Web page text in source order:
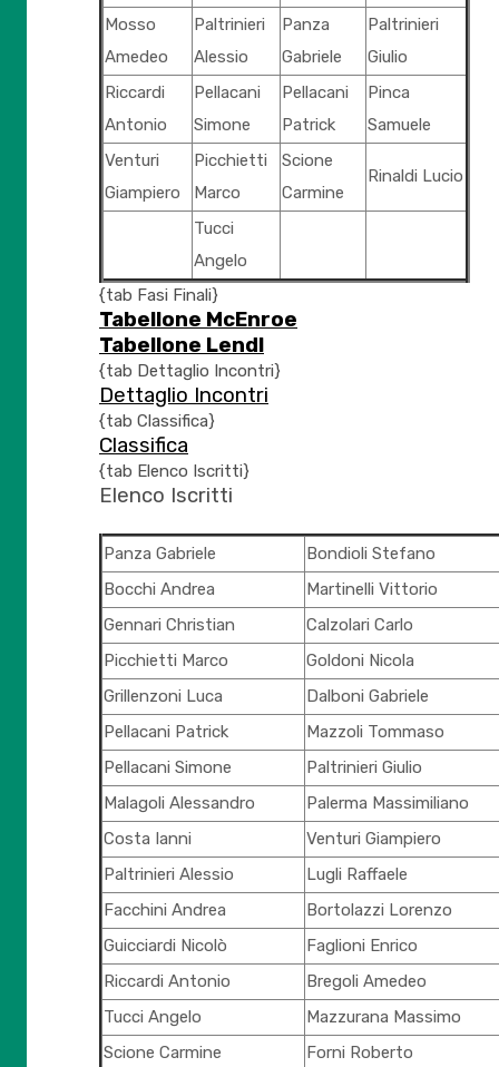
Mosso
Amedeo
Paltrinieri
Alessio
Panza
Gabriele
Paltrinieri
Giulio
Riccardi
Antonio
Pellacani
Simone
Pellacani
Patrick
Pinca
Samuele
Venturi
Giampiero
Picchietti
Marco
Scione
Carmine
Rinaldi Lucio
Tucci
Angelo
{tab Fasi Finali}
Tabellone McEnroe
Tabellone Lendl
{tab Dettaglio Incontri}
Dettaglio Incontri
{tab Classifica}
Classifica
{tab Elenco Iscritti}
Elenco Iscritti
Panza Gabriele
Bondioli Stefano
Bocchi Andrea
Martinelli Vittorio
Gennari Christian
Calzolari Carlo
Picchietti Marco
Goldoni Nicola
Grillenzoni Luca
Dalboni Gabriele
Pellacani Patrick
Mazzoli Tommaso
Pellacani Simone
Paltrinieri Giulio
Malagoli Alessandro
Palerma Massimiliano
Costa Ianni
Venturi Giampiero
Paltrinieri Alessio
Lugli Raffaele
Facchini Andrea
Bortolazzi Lorenzo
Guicciardi Nicolò
Faglioni Enrico
Riccardi Antonio
Bregoli Amedeo
Tucci Angelo
Mazzurana Massimo
Scione Carmine
Forni Roberto